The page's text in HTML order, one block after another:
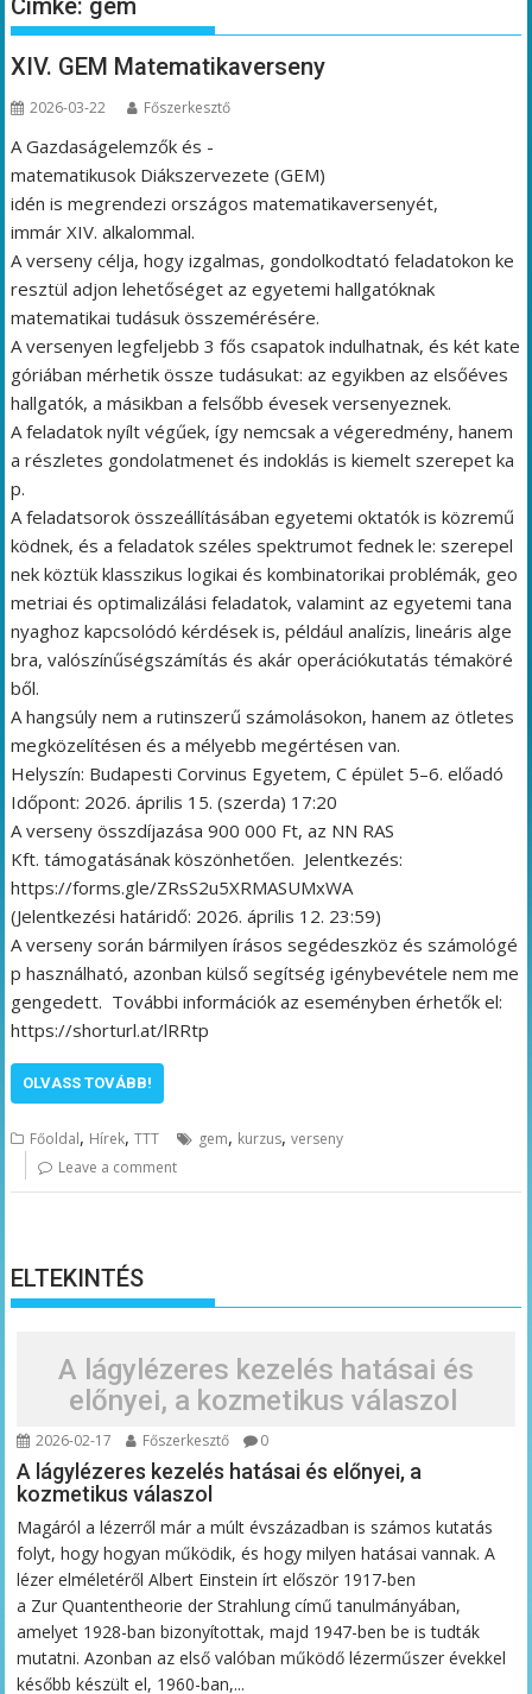
Címke: gem
XIV. GEM Matematikaverseny
2026-03-22 Főszerkesztő
A Gazdaságelemzők és -
matematikusok Diákszervezete (GEM)
idén is megrendezi országos matematikaversenyét,
immár XIV. alkalommal.
A verseny célja, hogy izgalmas, gondolkodtató feladatokon ke
resztül adjon lehetőséget az egyetemi hallgatóknak
matematikai tudásuk összemérésére.
A versenyen legfeljebb 3 fős csapatok indulhatnak, és két kate
góriában mérhetik össze tudásukat: az egyikben az elsőéves
hallgatók, a másikban a felsőbb évesek versenyeznek.
A feladatok nyílt végűek, így nemcsak a végeredmény, hanem
a részletes gondolatmenet és indoklás is kiemelt szerepet ka
p.
A feladatsorok összeállításában egyetemi oktatók is közremű
ködnek, és a feladatok széles spektrumot fednek le: szerepel
nek köztük klasszikus logikai és kombinatorikai problémák, geo
metriai és optimalizálási feladatok, valamint az egyetemi tana
nyaghoz kapcsolódó kérdések is, például analízis, lineáris alge
bra, valószínűségszámítás és akár operációkutatás témaköré
ből.
A hangsúly nem a rutinszerű számolásokon, hanem az ötletes
megközelítésen és a mélyebb megértésen van.
Helyszín: Budapesti Corvinus Egyetem, C épület 5–6. előadó
Időpont: 2026. április 15. (szerda) 17:20
A verseny összdíjazása 900 000 Ft, az NN RAS
Kft. támogatásának köszönhetően. Jelentkezés:
https://forms.gle/ZRsS2u5XRMASUMxWA
(Jelentkezési határidő: 2026. április 12. 23:59)
A verseny során bármilyen írásos segédeszköz és számológé
p használható, azonban külső segítség igénybevétele nem me
gengedett. További információk az eseményben érhetők el:
https://shorturl.at/lRRtp
OLVASS TOVÁBB!
Főoldal, Hírek,TTT gem, kurzus,verseny
Leave a comment
ELTEKINTÉS
A lágylézeres kezelés hatásai és
előnyei, a kozmetikus válaszol
2026-02-17 Főszerkesztő 0
A lágylézeres kezelés hatásai és előnyei, a
kozmetikus válaszol
Magáról a lézerről már a múlt évszázadban is számos kutatás
folyt, hogy hogyan működik, és hogy milyen hatásai vannak. A
lézer elméletéről Albert Einstein írt először 1917-ben
a Zur Quantentheorie der Strahlung című tanulmányában,
amelyet 1928-ban bizonyítottak, majd 1947-ben be is tudták
mutatni. Azonban az első valóban működő lézerműszer évekkel
később készült el, 1960-ban,...